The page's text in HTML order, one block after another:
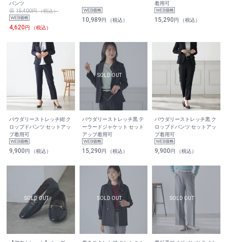
パンツ
15,400円 （税込）
4,620円 （税込）
10,989円 （税込）
着用可
15,290円 （税込）
パウダリーストレッチ紺 ク
ロップドパンツ セットアッ
プ着用可
9,900円 （税込）
パウダリーストレッチ黒 テ
ーラードジャケット セット
アップ着用可
15,290円 （税込）
パウダリーストレッチ黒 ク
ロップドパンツ セットアッ
プ着用可
9,900円 （税込）